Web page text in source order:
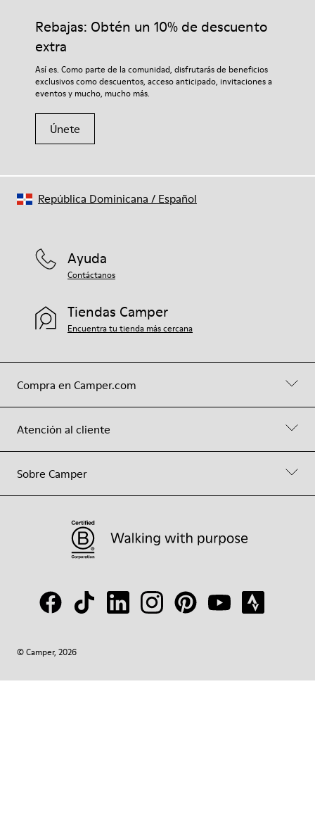
Rebajas: Obtén un 10% de descuento
extra
Así es. Como parte de la comunidad, disfrutarás de beneficios
exclusivos como descuentos, acceso anticipado, invitaciones a
eventos y mucho, mucho más.
Únete
Compra en Camper.com
Atención al cliente
Sobre Camper
Ayuda
Contáctanos
Tiendas Camper
Encuentra tu tienda más cercana
© Camper, 2026
República Dominicana / Español